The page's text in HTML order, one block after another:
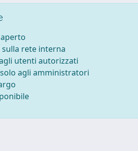
rete interna
utenti autorizzati
agli amministratori